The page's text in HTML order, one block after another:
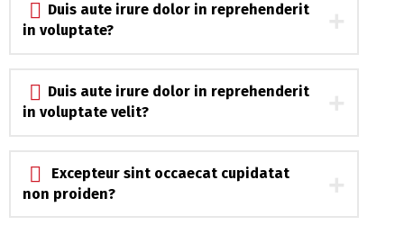
Duis aute irure dolor in reprehenderit
in voluptate?
Duis aute irure dolor in reprehenderit
in voluptate velit?
Excepteur sint occaecat cupidatat
non proiden?